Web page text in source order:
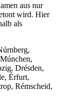
aus nur
wird. Hier
als
Drésden,
Érfurt,
Rémscheid,